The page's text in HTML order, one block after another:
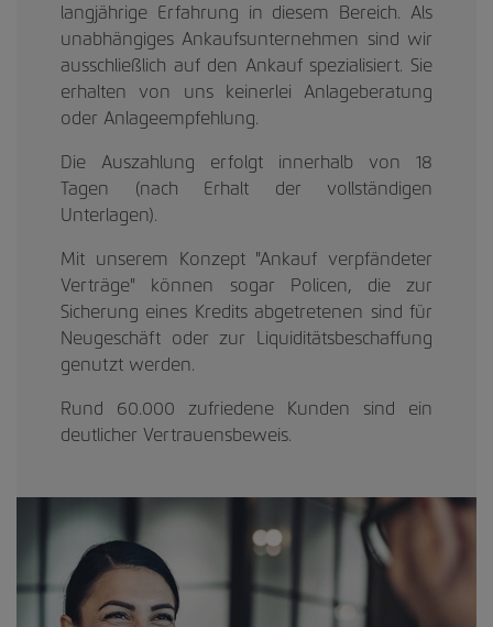
langjährige Erfahrung in diesem Bereich. Als
unabhängiges Ankaufsunternehmen sind wir
ausschließlich auf den Ankauf spezialisiert. Sie
erhalten von uns keinerlei Anlageberatung
oder Anlageempfehlung.
Die Auszahlung erfolgt innerhalb von 18
Tagen (nach Erhalt der vollständigen
Unterlagen).
Mit unserem Konzept "Ankauf verpfändeter
Verträge" können sogar Policen, die zur
Sicherung eines Kredits abgetretenen sind für
Neugeschäft oder zur Liquiditätsbeschaffung
genutzt werden.
Rund 60.000 zufriedene Kunden sind ein
deutlicher Vertrauensbeweis.